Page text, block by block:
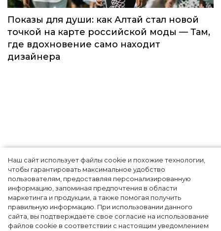
Наш сайт использует файлы cookie и похожие технологии,
чтобы гарантировать максимальное удобство
пользователям, предоставляя персонализированную
информацию, запоминая предпочтения в области
маркетинга и продукции, а также помогая получить
правильную информацию. При использовании данного
сайта, вы подтверждаете свое согласие на использование
файлов cookie в соответствии с настоящим уведомлением
Мода
Показы для души: как Алтай стал новой
точкой на карте российской моды — Там,
где вдохновение само находит
дизайнера